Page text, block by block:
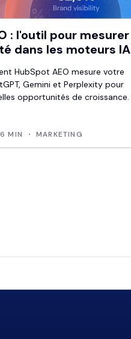
: l'outil pour mesurer
dans les moteurs IA
HubSpot AEO mesure votre
Gemini et Perplexity pour
opportunités de croissance.
MIN MARKETING